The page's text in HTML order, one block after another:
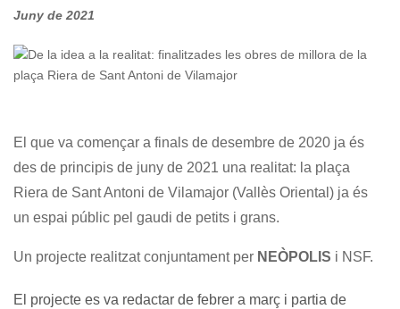
Juny de 2021
El que va començar a finals de desembre de 2020 ja és
des de principis de juny de 2021 una realitat: la plaça
Riera de Sant Antoni de Vilamajor (Vallès Oriental) ja és
un espai públic pel gaudi de petits i grans.
Un projecte realitzat conjuntament per NEÒPOLIS i NSF.
El projecte es va redactar de febrer a març i partia de